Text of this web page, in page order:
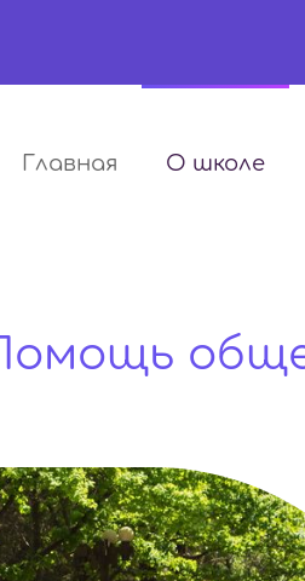
Главная О школе